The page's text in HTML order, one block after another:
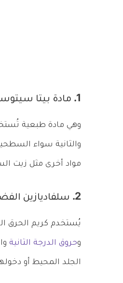
1. مادة بيتا سيتوستيرول Beta-Sitosterol
وهي مادة طبعية
والثانية سواء
مواد أخرى مثل زيت
2. سلفاديازين الفضة Silver sulfadiazine
يُستخدم كريم الحرق
وحروق الدرجة الثانية
الجلد المحيط أو